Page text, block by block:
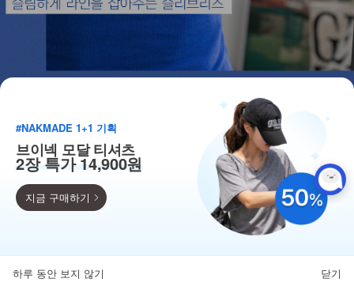
득템찬스
#NAKMADE 1+1 기획
브이넥 모달 티셔츠
2장 특가 14,900원
지금 구매하기
하루 동안 보지 않기 닫기
뒤로가기 카테고리 마이페이지